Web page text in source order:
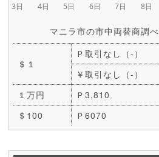
マニラ市の市中両替商調べ
＄１
Ｐ取引なし（-）
￥取引なし（-）
１万円
Ｐ3,810
＄100
Ｐ6070